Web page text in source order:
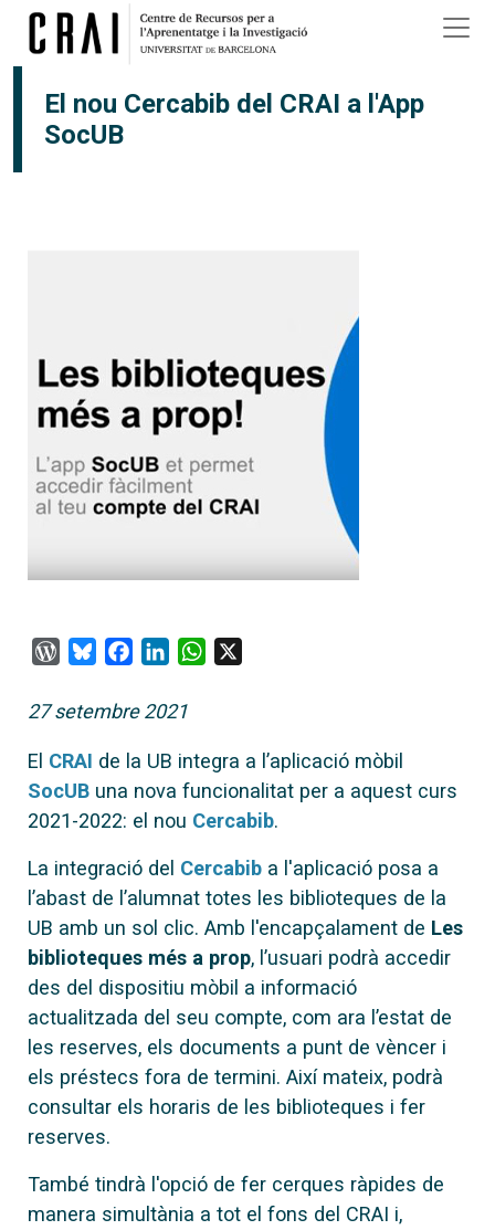
Vés al contingut
El nou Cercabib del CRAI a l'App
SocUB
WordPress
BlueskyFacebook
LinkedInWhatsApp
27 setembre 2021
El CRAI de la UB integra a l’aplicació mòbil
SocUB una nova funcionalitat per a aquest curs
2021-2022: el nou Cercabib.
La integració del Cercabib a l'aplicació posa a
l’abast de l’alumnat totes les biblioteques de la
UB amb un sol clic. Amb l'encapçalament de Les
biblioteques més a prop, l’usuari podrà accedir
des del dispositiu mòbil a informació
actualitzada del seu compte, com ara l’estat de
les reserves, els documents a punt de vèncer i
els préstecs fora de termini. Així mateix, podrà
consultar els horaris de les biblioteques i fer
reserves.
També tindrà l'opció de fer cerques ràpides de
manera simultània a tot el fons del CRAI i,